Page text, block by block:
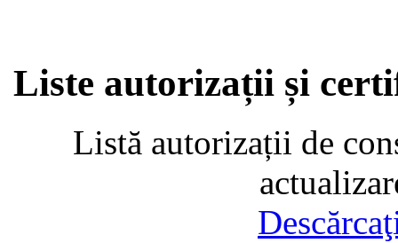
Liste autorizații și
Listă autorizații de